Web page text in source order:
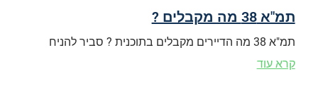
תמ"א 38 מה מקבלים ?
תמ"א 38 מה הדיירים מקבלים בתוכנית ? סביר להניח
קרא עוד